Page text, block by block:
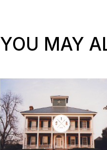
YOU MAY